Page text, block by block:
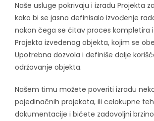
Naše usluge pokrivaju i izradu Projekta
kako bi se jasno definisalo izvođenje
nakon čega se čitav proces kompletira
Projekta izvedenog objekta, kojim se
Upotrebna dozvola i definiše dalje
održavanje objekta.
Našem timu možete poveriti izradu
pojedinačnih projekata, ili celokupne
dokumentacije i bićete zadovoljni